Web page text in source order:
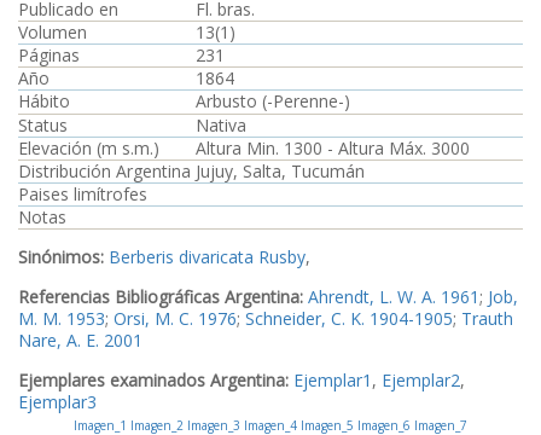
Publicado en
Fl. bras.
Volumen
13(1)
Páginas
231
Año
1864
Hábito
Arbusto (-Perenne-)
Status
Nativa
Elevación (m s.m.)
Altura Min. 1300 - Altura Máx. 3000
Distribución Argentina Jujuy, Salta, Tucumán
Paises limítrofes
Notas
Sinónimos: Berberis divaricata Rusby,
Referencias Bibliográficas Argentina: Ahrendt, L. W. A. 1961; Job,
M. M. 1953; Orsi, M. C. 1976; Schneider, C. K. 1904-1905; Trauth
Nare, A. E. 2001
Ejemplares examinados Argentina: Ejemplar1 , Ejemplar2,
Ejemplar3
Imagen_1 Imagen_2 Imagen_3 Imagen_4 Imagen_5 Imagen_6 Imagen_7